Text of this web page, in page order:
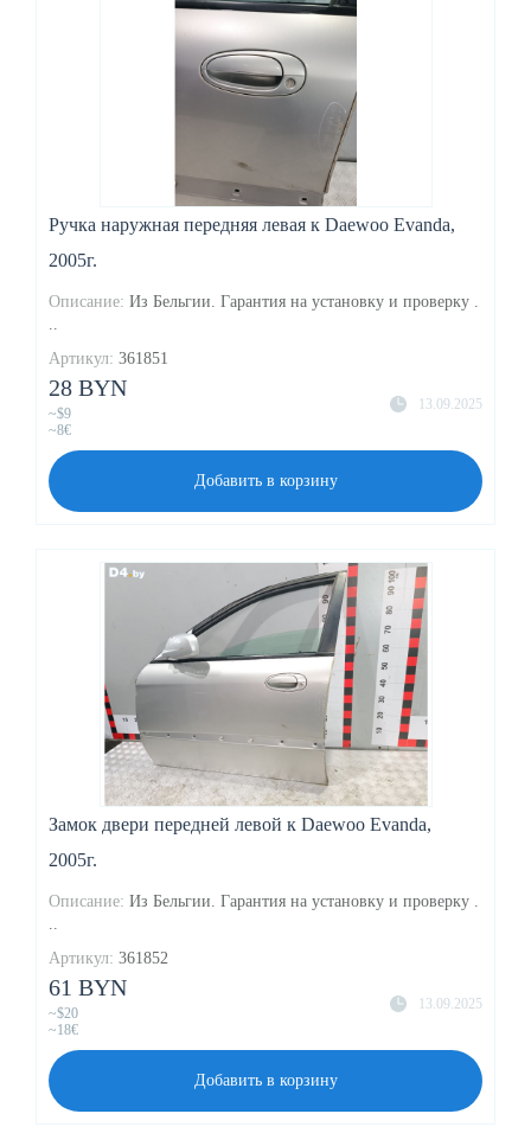
Ручка наружная передняя левая к Daewoo Evanda,
2005г.
Описание: Из Бельгии. Гарантия на установку и проверку .
..
Артикул: 361851
13.09.2025
28 BYN
~$9
~8€
Добавить в корзину
Замок двери передней левой к Daewoo Evanda,
2005г.
Описание: Из Бельгии. Гарантия на установку и проверку .
..
Артикул: 361852
13.09.2025
61 BYN
~$20
~18€
Добавить в корзину